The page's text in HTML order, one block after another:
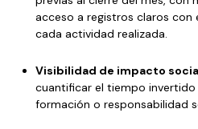
acceso a registros claros con
cada actividad realizada.
Visibilidad de impacto
cuantificar el tiempo
formación o responsabilidad